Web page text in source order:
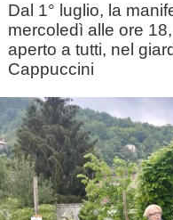
Dal 1° luglio, la
mercoledì alle ore
aperto a tutti, nel
Cappuccini